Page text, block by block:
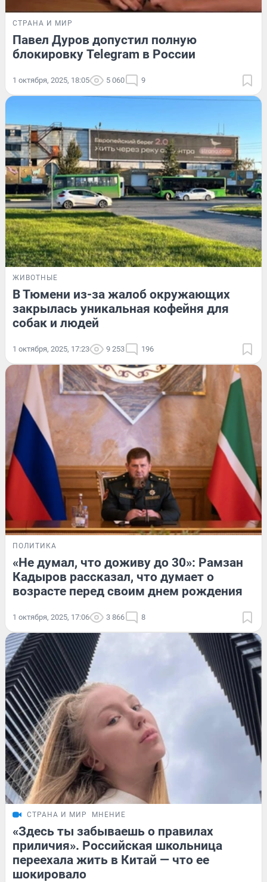
СТРАНА И МИР
Павел Дуров допустил полную
блокировку Telegram в России
1 октября, 2025, 18:05 5 060 9
ЖИВОТНЫЕ
В Тюмени из-за жалоб окружающих
закрылась уникальная кофейня для
собак и людей
1 октября, 2025, 17:23 9 253 196
ПОЛИТИКА
«Не думал, что доживу до 30»: Рамзан
Кадыров рассказал, что думает о
возрасте перед своим днем рождения
1 октября, 2025, 17:06 3 866 8
СТРАНА И МИР МНЕНИЕ
«Здесь ты забываешь о правилах
приличия». Российская школьница
переехала жить в Китай — что ее
шокировало